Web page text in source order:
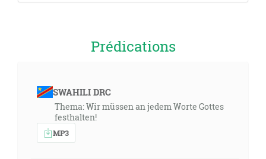
Prédications
SWAHILI DRC
Thema: Wir müssen an jedem Worte Gottes
festhalten!
MP3